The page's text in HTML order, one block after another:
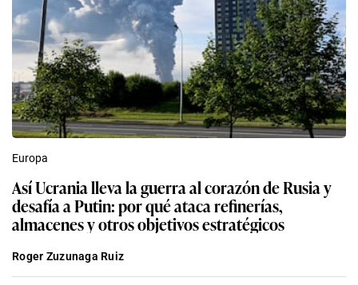
Europa
Así Ucrania lleva la guerra al corazón de Rusia y
desafía a Putin: por qué ataca refinerías,
almacenes y otros objetivos estratégicos
Roger Zuzunaga Ruiz